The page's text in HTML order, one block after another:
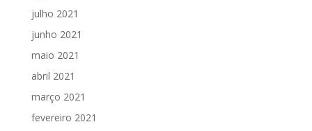
julho 2021
junho 2021
maio 2021
abril 2021
março 2021
fevereiro 2021